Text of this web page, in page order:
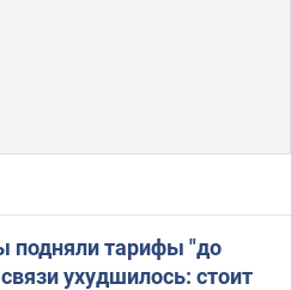
подняли тарифы "до
ухудшилось: стоит